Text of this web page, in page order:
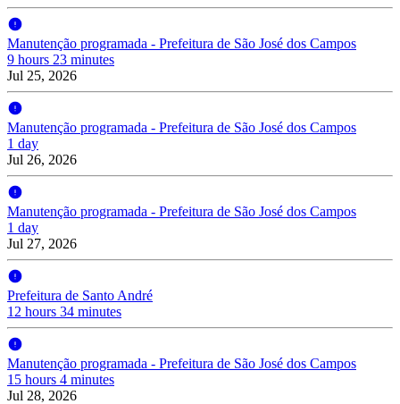
Manutenção programada - Prefeitura de São José dos Campos
9 hours 23 minutes
Jul 25, 2026
Manutenção programada - Prefeitura de São José dos Campos
1 day
Jul 26, 2026
Manutenção programada - Prefeitura de São José dos Campos
1 day
Jul 27, 2026
Prefeitura de Santo André
12 hours 34 minutes
Manutenção programada - Prefeitura de São José dos Campos
15 hours 4 minutes
Jul 28, 2026